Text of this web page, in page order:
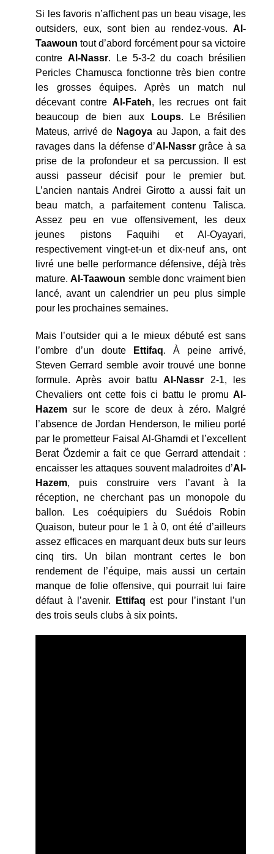
Si les favoris n’affichent pas un beau visage, les
outsiders, eux, sont bien au rendez-vous. Al-
Taawountout d’abord forcément pour sa victoire
contre Al-Nassr. Le 5-3-2 du coach brésilien
Pericles Chamusca fonctionne très bien contre
les grosses équipes. Après un match nul
décevant contre Al-Fateh, les recrues ont fait
beaucoup de bien aux
Loups. Le Brésilien
Mateus, arrivé de Nagoya au Japon, a fait des
ravages dans la défense d’Al-Nassr grâce à sa
prise de la profondeur et sa percussion. Il est
aussi passeur décisif pour le premier but.
L’ancien nantais Andrei Girotto a aussi fait un
beau match, a parfaitement contenu Talisca.
Assez peu en vue offensivement, les deux
jeunes pistons Faquihi et Al-Oyayari,
respectivement vingt-et-un et dix-neuf ans, ont
livré une belle performance défensive, déjà très
mature.Al-Taawoun semble donc vraiment bien
lancé, avant un calendrier un peu plus simple
pour les prochaines semaines.
Mais l’outsider qui a le mieux débuté est sans
l’ombre d’un doute
Ettifaq. À peine arrivé,
Steven Gerrard semble avoir trouvé une bonne
formule. Après avoir battuAl-Nassr 2-1, les
Chevaliers ont cette fois ci battu le promu Al-
Hazem sur le score de deux à zéro. Malgré
l’absence de Jordan Henderson, le milieu porté
par le prometteur Faisal Al-Ghamdi et l’excellent
Berat Özdemir a fait ce que Gerrard attendait :
encaisser les attaques souvent maladroites d’Al-
Hazem, puis construire vers l’avant à la
réception, ne cherchant pas un monopole du
ballon. Les coéquipiers du Suédois Robin
Quaison, buteur pour le 1 à 0, ont été d’ailleurs
assez efficaces en marquant deux buts sur leurs
cinq tirs. Un bilan montrant certes le bon
rendement de l’équipe, mais aussi un certain
manque de folie offensive, qui pourrait lui faire
défaut à l’avenir.
Ettifaq est pour l’instant l’un
des trois seuls clubs à six points.